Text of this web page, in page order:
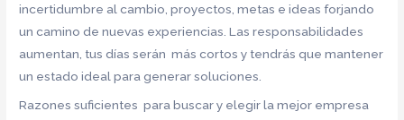
incertidumbre al cambio, proyectos, metas e ideas forjando
un camino de nuevas experiencias. Las responsabilidades
aumentan, tus días serán más cortos y tendrás que mantener
un estado ideal para generar soluciones.
Razones suficientes para buscar y elegir la mejor empresa